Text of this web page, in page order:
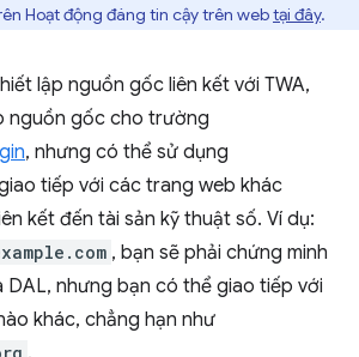
Hoạt động đáng tin cậy trên webtại đây.
lập nguồn gốc liên kết với TWA,
nguồn gốc cho trường
, nhưng có thể sử dụng
tiếp với các trang web khác
kết đến tài sản kỹ thuật số. Ví dụ:
, bạn sẽ phải chứng minh
nhưng bạn có thể giao tiếp với
khác, chẳng hạn như